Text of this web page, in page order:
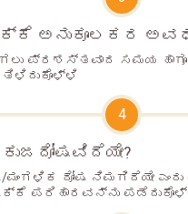
ಅನುಕೂಲಕರ
ಪ್ರಶಸ್ತವಾದ ಸಮಯ
ತಿಳಿದುಕೊಳ್ಳಿ
4
ಮಂಗಳಿಕ ದೋಷ ನಿಮಗಿದೆಯೇ ಎಂದು
ಪರಿಹಾರವನ್ನು